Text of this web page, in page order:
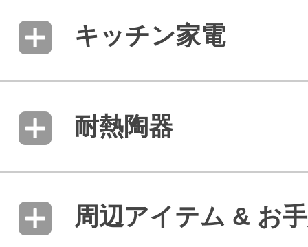
キッチン家電
耐熱陶器
周辺アイテム & お